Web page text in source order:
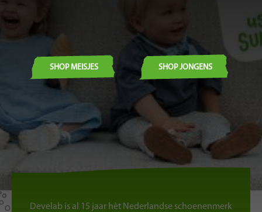
SHOP MEISJES SHOP JONGENS
Develab is al 15 jaar hèt Nederlandse schoenenmerk